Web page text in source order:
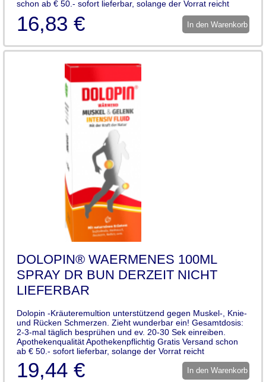
schon ab € 50.- sofort lieferbar, solange der Vorrat reicht
16,83 € In den Warenkorb
DOLOPIN® WAERMENES 100ML
SPRAY DR BUN DERZEIT NICHT
LIEFERBAR
Dolopin -Kräuteremultion unterstützend gegen Muskel-, Knie-
und Rücken Schmerzen. Zieht wunderbar ein! Gesamtdosis:
2-3-mal täglich besprühen und ev. 20-30 Sek einreiben.
Apothekenqualität Apothekenpflichtig Gratis Versand schon
ab € 50.- sofort lieferbar, solange der Vorrat reicht
19,44 € In den Warenkorb